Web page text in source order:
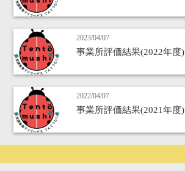
2023/04/07
事業所評価結果(2022年度)
2022/04/07
事業所評価結果(2021年度)